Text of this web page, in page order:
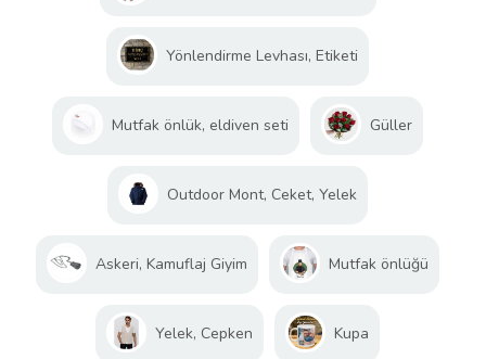
Yönlendirme Levhası, Etiketi
Mutfak önlük, eldiven seti Güller
Outdoor Mont, Ceket, Yelek
Askeri, Kamuflaj Giyim Mutfak önlüğü
Yelek, Cepken Kupa